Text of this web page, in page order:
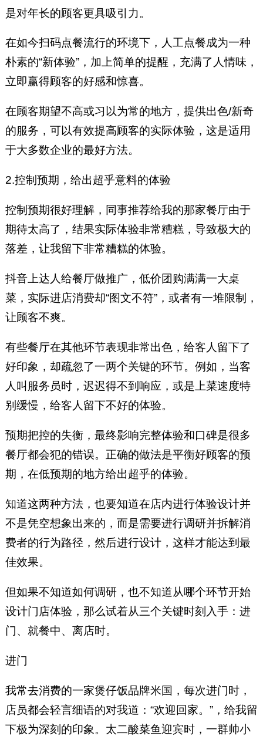
是对年长的顾客更具吸引力。
在如今扫码点餐流行的环境下，人工点餐成为一种
朴素的“新体验”，加上简单的提醒，充满了人情味，
立即赢得顾客的好感和惊喜。
在顾客期望不高或习以为常的地方，提供出色/新奇
的服务，可以有效提高顾客的实际体验，这是适用
于大多数企业的最好方法。
2.控制预期，给出超乎意料的体验
控制预期很好理解，同事推荐给我的那家餐厅由于
期待太高了，结果实际体验非常糟糕，导致极大的
落差，让我留下非常糟糕的体验。
抖音上达人给餐厅做推广，低价团购满满一大桌
菜，实际进店消费却“图文不符”，或者有一堆限制，
让顾客不爽。
有些餐厅在其他环节表现非常出色，给客人留下了
好印象，却疏忽了一两个关键的环节。例如，当客
人叫服务员时，迟迟得不到响应，或是上菜速度特
别缓慢，给客人留下不好的体验。
预期把控的失衡，最终影响完整体验和口碑是很多
餐厅都会犯的错误。正确的做法是平衡好顾客的预
期，在低预期的地方给出超乎的体验。
知道这两种方法，也要知道在店内进行体验设计并
不是凭空想象出来的，而是需要进行调研并拆解消
费者的行为路径，然后进行设计，这样才能达到最
佳效果。
但如果不知道如何调研，也不知道从哪个环节开始
设计门店体验，那么试着从三个关键时刻入手：进
门、就餐中、离店时。
进门
我常去消费的一家煲仔饭品牌米国，每次进门时，
店员都会轻言细语的对我道：“欢迎回家。”，给我留
下极为深刻的印象。太二酸菜鱼迎宾时，一群帅小